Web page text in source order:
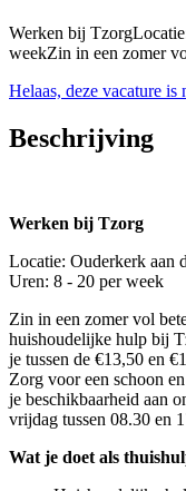
Werken bij
weekZin in een zomer
Helaas, deze vacature is
Beschrijving
Werken bij Tzorg
Locatie: Ouderkerk aan
Uren: 8 - 20 per week
Zin in een zomer vol
huishoudelijke hulp bij
je tussen de €13,50 en
Zorg voor een schoon
je beschikbaarheid aan
vrijdag tussen 08.30 en
Wat je doet als